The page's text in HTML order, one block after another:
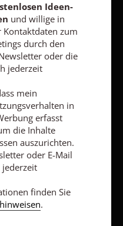
Abo online kündigen
Ideen-
und willige in
zum
durch den
oder die
jederzeit
mein
in
erfasst
die Inhalte
auszurichten.
oder E-Mail
jederzeit
finden Sie
.